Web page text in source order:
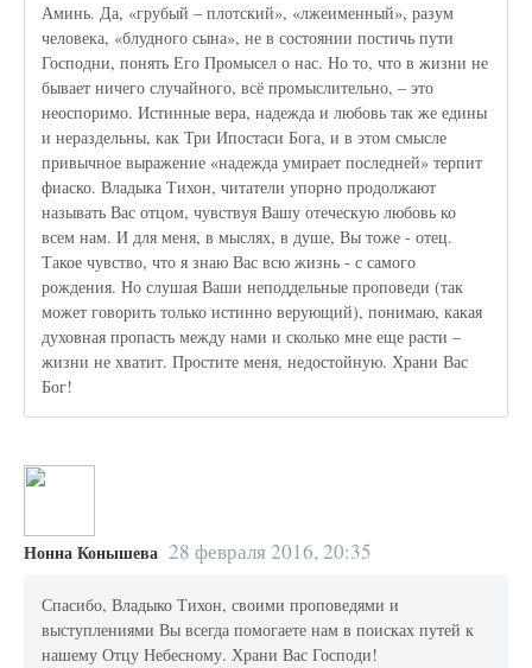
Аминь. Да, «грубый – плотский», «лжеименный», разум
человека, «блудного сына», не в состоянии постичь пути
Господни, понять Его Промысел о нас. Но то, что в жизни не
бывает ничего случайного, всё промыслительно, – это
неоспоримо. Истинные вера, надежда и любовь так же едины
и нераздельны, как Три Ипостаси Бога, и в этом смысле
привычное выражение «надежда умирает последней» терпит
фиаско. Владыка Тихон, читатели упорно продолжают
называть Вас отцом, чувствуя Вашу отеческую любовь ко
всем нам. И для меня, в мыслях, в душе, Вы тоже - отец.
Такое чувство, что я знаю Вас всю жизнь - с самого
рождения. Но слушая Ваши неподдельные проповеди (так
может говорить только истинно верующий), понимаю, какая
духовная пропасть между нами и сколько мне еще расти –
жизни не хватит. Простите меня, недостойную. Храни Вас
Бог!
Нонна Конышева 28 февраля 2016, 20:35
Спасибо, Владыко Тихон, своими проповедями и
выступлениями Вы всегда помогаете нам в поисках путей к
нашему Отцу Небесному. Храни Вас Господи!